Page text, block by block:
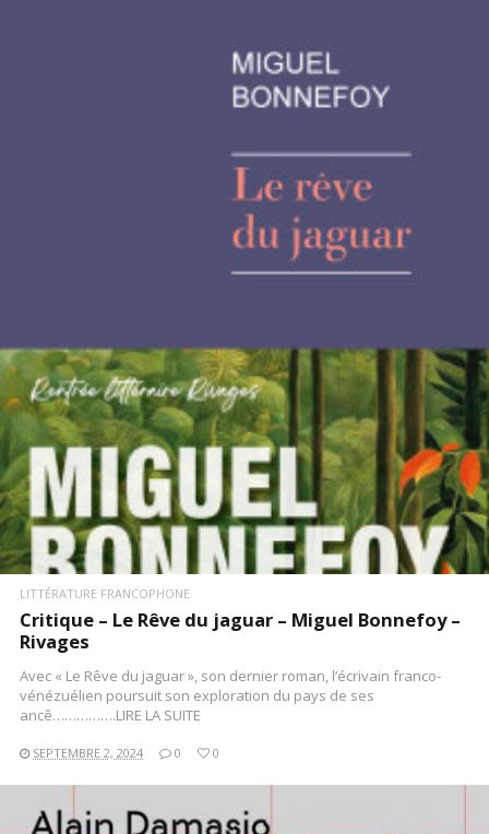
LIRE LA SUITE
LITTÉRATURE FRANCOPHONE
Critique – Le Rêve du jaguar – Miguel Bonnefoy –
Rivages
Avec « Le Rêve du jaguar », son dernier roman, l’écrivain franco-
vénézuélien poursuit son exploration du pays de ses
ancê…………….LIRE LA SUITE
SEPTEMBRE 2, 2024 0 0